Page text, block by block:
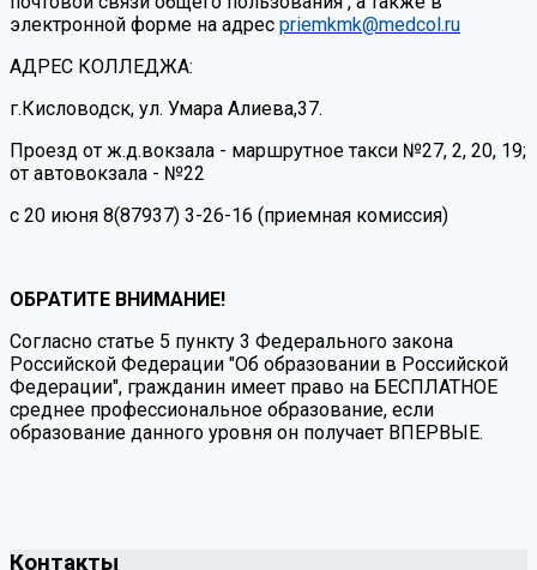
электронной форме на адрес priemkmk@medcol.ru
АДРЕС КОЛЛЕДЖА:
г.Кисловодск, ул. Умара Алиева,37.
Проезд от ж.д.вокзала - маршрутное такси №27, 2, 20, 19;
от автовокзала - №22
с 20 июня 8(87937) 3-26-16 (приемная комиссия)
ОБРАТИТЕ ВНИМАНИЕ!
Согласно статье 5 пункту 3 Федерального закона
Российской Федерации "Об образовании в Российской
Федерации", гражданин имеет право на БЕСПЛАТНОЕ
среднее профессиональное образование, если
образование данного уровня он получает ВПЕРВЫЕ.
Контакты